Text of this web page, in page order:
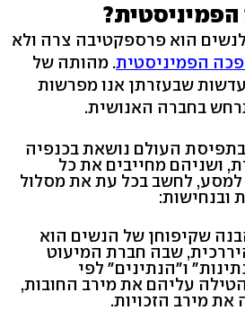
לנשים הוא פרספקטיבה צרה ולא
הפמיניסטית. מהותה של
שבעזרתן אנו מפרשות
בחברה האנושית.
בתפיסת העולם נושאת בכנפיה
ושניהם מחייבים את כל
לחשב בכל עת את מסלול
ובנחישות:
שקיפוחן של הנשים הוא
שבה חברת המיעוט
ו"הנתינים" לפי
עליהם את מירב החובות,
מירב הזכויות.